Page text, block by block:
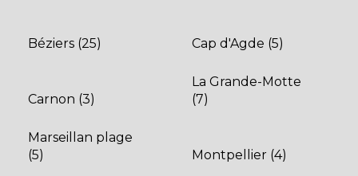
Voir le site
★ 4.3/5 (1440 avis)
Dès266€ / semaine en location
Afficher les détails
Béziers (25) Cap d'Agde (5)
Carnon (3)
La Grande-Motte
(7)
Marseillan plage
(5)
Montpellier (4)